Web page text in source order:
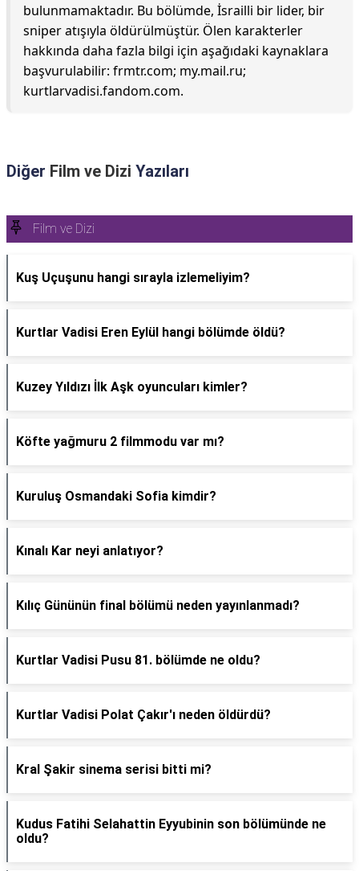
bulunmamaktadır. Bu bölümde, İsrailli bir lider, bir
sniper atışıyla öldürülmüştür. Ölen karakterler
hakkında daha fazla bilgi için aşağıdaki kaynaklara
başvurulabilir: frmtr.com; my.mail.ru;
kurtlarvadisi.fandom.com.
Diğer Film ve Dizi Yazıları
Film ve Dizi
Kuş Uçuşunu hangi sırayla izlemeliyim?
Kurtlar Vadisi Eren Eylül hangi bölümde öldü?
Kuzey Yıldızı İlk Aşk oyuncuları kimler?
Köfte yağmuru 2 filmmodu var mı?
Kuruluş Osmandaki Sofia kimdir?
Kınalı Kar neyi anlatıyor?
Kılıç Gününün final bölümü neden yayınlanmadı?
Kurtlar Vadisi Pusu 81. bölümde ne oldu?
Kurtlar Vadisi Polat Çakır'ı neden öldürdü?
Kral Şakir sinema serisi bitti mi?
Kudus Fatihi Selahattin Eyyubinin son bölümünde ne
oldu?